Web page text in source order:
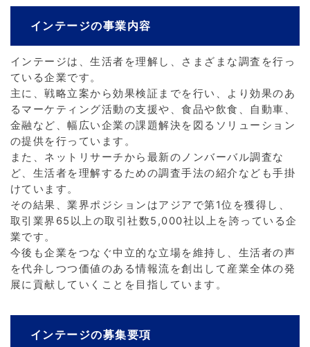
インテージの事業内容
インテージは、生活者を理解し、さまざまな調査を行っ
ている企業です。
主に、戦略立案から効果検証までを行い、より効果のあ
るマーケティング活動の支援や、食品や飲食、自動車、
金融など、幅広い企業の課題解決を図るソリューション
の提供を行っています。
また、ネットリサーチから最新のノンバーバル調査な
ど、生活者を理解するための調査手法の紹介なども手掛
けています。
その結果、業界ポジションはアジアで第1位を獲得し、
取引業界65以上の取引社数5,000社以上を誇っている企
業です。
今後も企業をつなぐ中立的な立場を維持し、生活者の声
を代弁しつつ価値のある情報流を創出して産業全体の発
展に貢献していくことを目指しています。
インテージの募集要項